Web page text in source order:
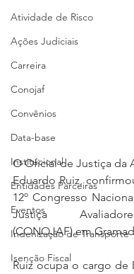
Atividade de Risco
Ações Judiciais
Carreira
Conojaf
Convênios
Data-base
Institucional
Entidades Parceiras
Eventos
Indenização de Transporte
Isenção Fiscal
O Oficial de Justiça da
Eduardo Ruiz,
12º Congresso
Justiça
(CONOJAF) em
Ruiz ocupa o cargo de